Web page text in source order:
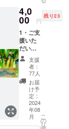
の思いから
オーガニッ
りました
、2024年4
畑を引っ
さざるお
えなくなり
今は認証を
取るため畑
準備中の
、これか
ディン
グ に出
させて
頂いて
いた野
菜と栽
培方法
は変わ
りませ
んが、
畑移動
の為、
再度認
証を取
得準備
㎏)きゅ
うり(1
㎏) ・保
存方法:
冷蔵庫
こちら
の商品
は、5年
前から
クラウ
ドファ
ンディ
ング に
出させ
て頂い
お届け
予定:
2024年
8月中旬
・受け
渡し方
法: クー
ル便で
のお届
け ・名
称:北海
道産
枝付き
枝豆 ・
原産国
代金を
含む送
料が含
まれて
いま
す。) ・
お届け
予定:
2024年
7月中
旬〜8月
・受け
渡し方
法: クー
ル便で
4,0
00 円
残り23
1・ご支
援いた
だいた
大切な
支援者
の方々
に御礼
のメー
北海道
産 高糖
度フ
ルーツ
支援
者：
77人
お届
け予
定：
2024
年08
月
こ
の
リ